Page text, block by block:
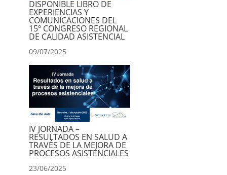
DISPONIBLE LIBRO DE
EXPERIENCIAS Y
COMUNICACIONES DEL
15º CONGRESO REGIONAL
DE CALIDAD ASISTENCIAL
09/07/2025
IV JORNADA –
RESULTADOS EN SALUD A
TRAVÉS DE LA MEJORA DE
PROCESOS ASISTENCIALES
23/06/2025